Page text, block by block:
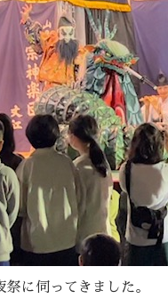
に伺ってきました。